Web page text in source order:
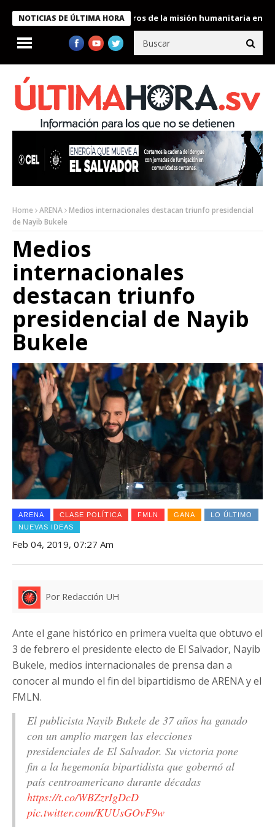
NOTICIAS DE ÚLTIMA HORA
condecora a miembros de la misión humanitaria enviada a
Home ARENA Medios internacionales destacan triunfo presidencial
de Nayib Bukele
Medios
internacionales
destacan triunfo
presidencial de Nayib
Bukele
ARENA CLASE POLÍTICA FMLN GANA
LO ÚLTIMO
NUEVAS IDEAS
Feb 04, 2019, 07:27 Am
Por Redacción UH
Ante el gane histórico en primera vuelta que obtuvo el
3 de febrero el presidente electo de El Salvador, Nayib
Bukele, medios internacionales de prensa dan a
conocer al mundo el fin del bipartidismo de ARENA y el
FMLN.
El publicista Nayib Bukele de 37 años ha ganado
con un amplio margen las elecciones
presidenciales de El Salvador. Su victoria pone
fin a la hegemonía bipartidista que gobernó al
país centroamericano durante décadas
https://t.co/WBZzrIgDcD
pic.twitter.com/KUUsGOvF9w